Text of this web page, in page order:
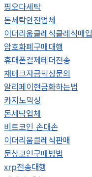
핑오다세탁
돈세탁안전업체
이더리움클레식클레식매입
암호화폐구매대행
휴대폰결제테더전송
재테크자금믹싱문의
알리페이현금화하는법
카지노믹싱
돈세탁업체
비트코인 손대손
이더리움클레식판매
문상코인구매방법
xrp전송대행